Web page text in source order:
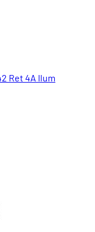
Ret 4A Ilum